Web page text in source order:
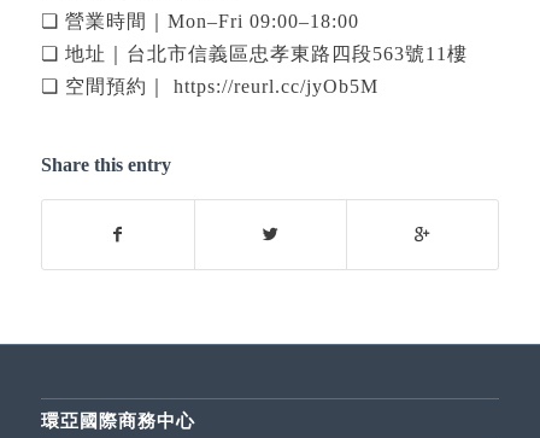
❏ 營業時間｜Mon–Fri 09:00–18:00
❏ 地址｜台北市信義區忠孝東路四段563號11樓
❏ 空間預約｜ https://reurl.cc/jyOb5M
Share this entry
環亞國際商務中心